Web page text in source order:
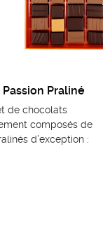
Passion Praliné
de chocolats
composés de
d’exception :